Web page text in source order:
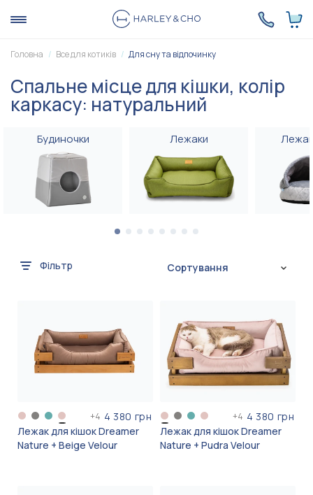
Головна Все для котиків Для сну та відпочинку
Спальне місце для кішки, колір
каркасу: натуральний
Будиночки Лежаки
Фільтр Сортування
+4 4 380 грн
Лежак для кішок Dreamer
Nature + Beige Velour
+4 4 380 грн
Лежак для кішок Dreamer
Nature + Pudra Velour